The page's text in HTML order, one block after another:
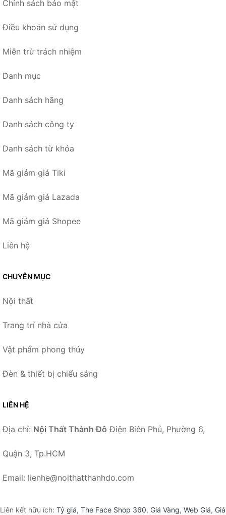
Chính sách bảo mật
Điều khoản sử dụng
Miễn trừ trách nhiệm
Danh mục
Danh sách hãng
Danh sách công ty
Danh sách từ khóa
Mã giảm giá Tiki
Mã giảm giá Lazada
Mã giảm giá Shopee
Liên hệ
CHUYÊN MỤC
Nội thất
Trang trí nhà cửa
Vật phẩm phong thủy
Đèn & thiết bị chiếu sáng
LIÊN HỆ
Địa chỉ: Nội Thất Thành Đô Điện Biên Phủ, Phường 6,
Quận 3, Tp.HCM
Email: lienhe@noithatthanhdo.com
Liên kết hữu ích: Tỷ giá, The Face Shop 360, Giá Vàng, Web Giá, Giá